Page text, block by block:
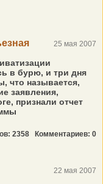
25 мая 2007
в бурю, и три дня
что называется,
заявления,
признали отчет
2358 Комментариев: 0
22 мая 2007